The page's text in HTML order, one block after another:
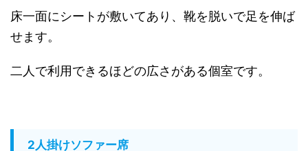
床一面にシートが敷いてあり、靴を脱いで足を伸ば
せます。
二人で利用できるほどの広さがある個室です。
2人掛けソファー席